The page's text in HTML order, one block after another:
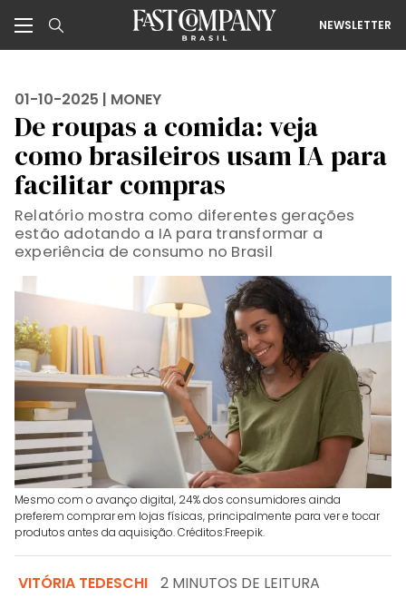
NEWSLETTER
01-10-2025 | MONEY
De roupas a comida: veja
como brasileiros usam IA para
facilitar compras
Relatório mostra como diferentes gerações
estão adotando a IA para transformar a
experiência de consumo no Brasil
Mesmo com o avanço digital, 24% dos consumidores ainda
preferem comprar em lojas físicas, principalmente para ver e tocar
produtos antes da aquisição. Créditos:Freepik.
VITÓRIA TEDESCHI 2 MINUTOS DE LEITURA